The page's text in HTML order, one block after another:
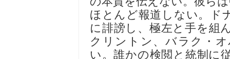
ほとんど報道しない。ド
に誹謗し、極左と手を組
クリントン、バラク・
い。誰かの検閲と統制に